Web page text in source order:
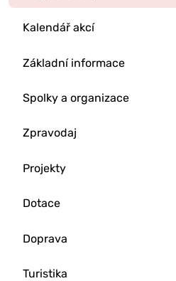
Kalendář akcí
Základní informace
Spolky a organizace
Zpravodaj
Projekty
Dotace
Doprava
Turistika